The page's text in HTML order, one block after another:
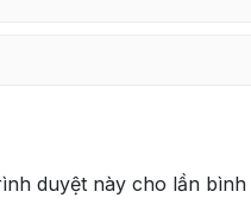
duyệt này cho lần bình